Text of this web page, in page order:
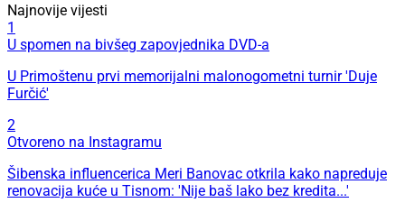
Najnovije vijesti
1
U spomen na bivšeg zapovjednika DVD-a
U Primoštenu prvi memorijalni malonogometni turnir 'Duje
Furčić'
2
Otvoreno na Instagramu
Šibenska influencerica Meri Banovac otkrila kako napreduje
renovacija kuće u Tisnom: 'Nije baš lako bez kredita...'